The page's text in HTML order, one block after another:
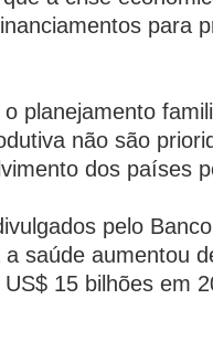
para
planejamento
não são
dos países
pelo
saúde aumentou
15 bilhões em